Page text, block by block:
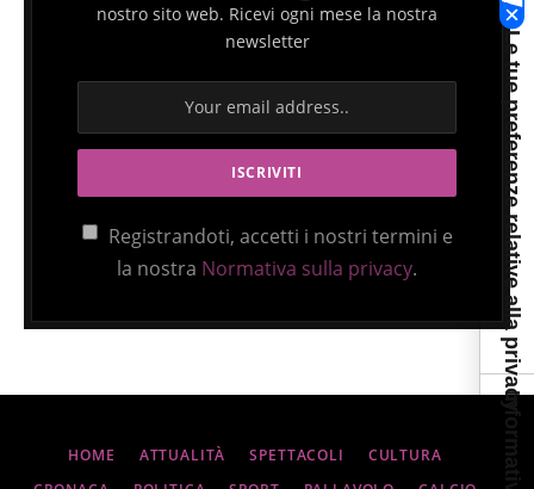
nostro sito web. Ricevi ogni mese la nostra
newsletter
Registrandoti, accetti i nostri termini e
la nostra Normativa sulla privacy.
HOME ATTUALITÀ SPETTACOLI
CULTURA
Le tue preferenze relative alla privacy